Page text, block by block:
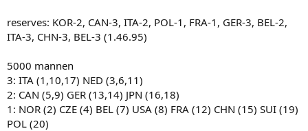
reserves: KOR-2, CAN-3, ITA-2, POL-1, FRA-1, GER-3, BEL-2,
ITA-3, CHN-3, BEL-3 (1.46.95)
5000 mannen
3: ITA (1,10,17) NED (3,6,11)
2: CAN (5,9) GER (13,14) JPN (16,18)
1: NOR (2) CZE (4) BEL (7) USA (8) FRA (12) CHN (15) SUI (19)
POL (20)